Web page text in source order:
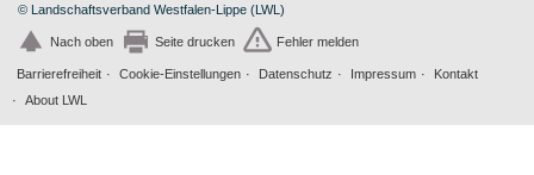
© Landschaftsverband Westfalen-Lippe (LWL)
Nach oben Seite drucken Fehler melden
Barrierefreiheit Cookie-Einstellungen Datenschutz Impressum
Kontakt
About LWL